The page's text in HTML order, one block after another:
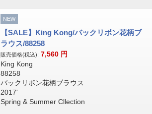
NEW
【SALE】King Kong/バックリボン花柄ブ
ラウス/88258
販売価格(税込): 7,560 円
King Kong
88258
バックリボン花柄ブラウス
2017'
Spring & Summer Cllection